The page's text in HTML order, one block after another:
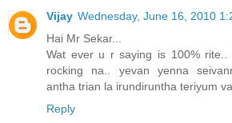
Vijay Wednesday, June 16, 2010
Hai Mr Sekar...
Wat ever u r saying is 100%
rocking na.. yevan yenna
antha trian la irundiruntha teriyum
Reply